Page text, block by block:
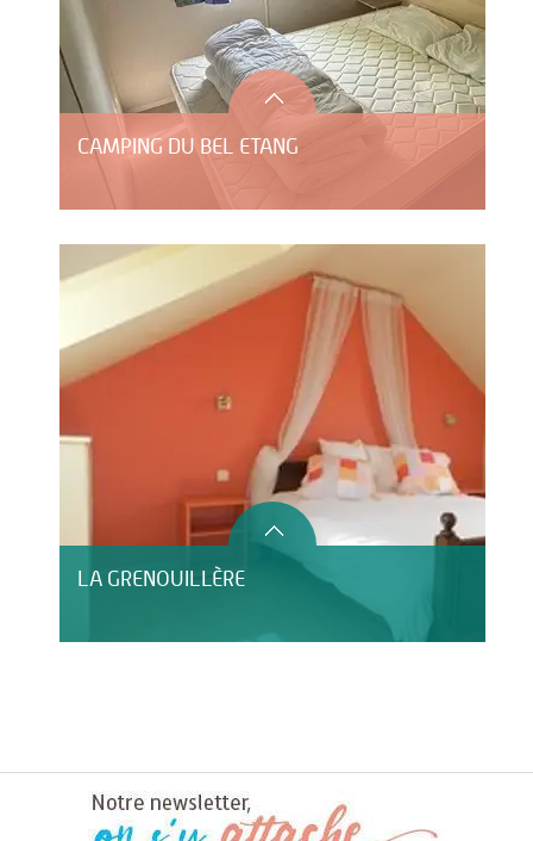
CAMPING DU BEL ETANG
LA GRENOUILLÈRE